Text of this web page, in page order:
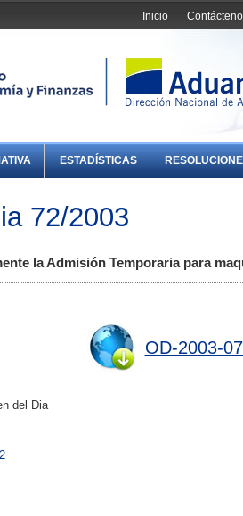
Inicio
ESTADÍSTICAS
72/2003
la Admisión Temporaria para
OD-2003-
del Dia